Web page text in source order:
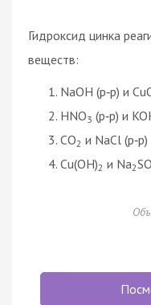
Гидроксид цинка
веществ:
NaOH (р‑р) и
HNO3 (р‑р) и
CO2 и NaCl (р‑р)
Cu(OH)2 и Na2SO